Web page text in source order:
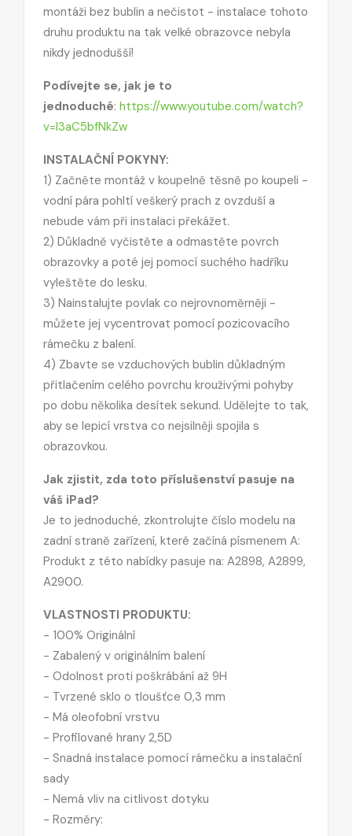
montáži bez bublin a nečistot - instalace tohoto
druhu produktu na tak velké obrazovce nebyla
nikdy jednodušší!
Podívejte se, jak je to
jednoduché: https://www.youtube.com/watch?
v=I3aC5bfNkZw
INSTALAČNÍ POKYNY:
1) Začněte montáž v koupelně těsně po koupeli -
vodní pára pohltí veškerý prach z ovzduší a
nebude vám při instalaci překážet.
2) Důkladně vyčistěte a odmastěte povrch
obrazovky a poté jej pomocí suchého hadříku
vyleštěte do lesku.
3) Nainstalujte povlak co nejrovnoměrněji -
můžete jej vycentrovat pomocí pozicovacího
rámečku z balení.
4) Zbavte se vzduchových bublin důkladným
přitlačením celého povrchu krouživými pohyby
po dobu několika desítek sekund. Udělejte to tak,
aby se lepicí vrstva co nejsilněji spojila s
obrazovkou.
Jak zjistit, zda toto příslušenství pasuje na
váš iPad?
Je to jednoduché, zkontrolujte číslo modelu na
zadní straně zařízení, které začíná písmenem A:
Produkt z této nabídky pasuje na: A2898, A2899,
A2900.
VLASTNOSTI PRODUKTU:
- 100% Originální
- Zabalený v originálním balení
- Odolnost proti poškrábání až 9H
- Tvrzené sklo o tloušťce 0,3 mm
- Má oleofobní vrstvu
- Profilované hrany 2,5D
- Snadná instalace pomocí rámečku a instalační
sady
- Nemá vliv na citlivost dotyku
- Rozměry: